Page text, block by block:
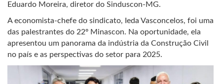
Eduardo Moreira, diretor do Sinduscon-MG.
A economista-chefe do sindicato, Ieda Vasconcelos, foi uma
das palestrantes do 22º Minascon. Na oportunidade, ela
apresentou um panorama da indústria da Construção Civil
no país e as perspectivas do setor para 2025.